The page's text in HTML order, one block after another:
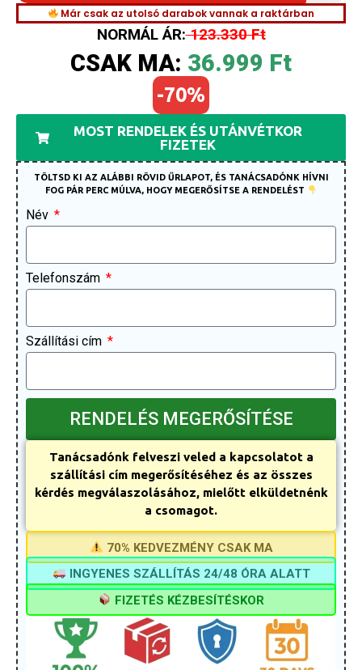
Már csak az utolsó darabok vannak a raktárban
NORMÁL ÁR:123.330 Ft
CSAK MA: 36.999 Ft
-70%
MOST RENDELEK ÉS UTÁNVÉTKOR
FIZETEK
TÖLTSD KI AZ ALÁBBI RÖVID ŰRLAPOT, ÉS TANÁCSADÓNK HÍVNI
FOG PÁR PERC MÚLVA, HOGY MEGERŐSÍTSE A RENDELÉST
Név
Telefonszám
Szállítási cím
RENDELÉS MEGERŐSÍTÉSE
Tanácsadónk felveszi veled a kapcsolatot a
szállítási cím megerősítéséhez és az összes
kérdés megválaszolásához, mielőtt elküldetnénk
a csomagot.
70% KEDVEZMÉNY CSAK MA
INGYENES SZÁLLÍTÁS 24/48 ÓRA ALATT
FIZETÉS KÉZBESÍTÉSKOR